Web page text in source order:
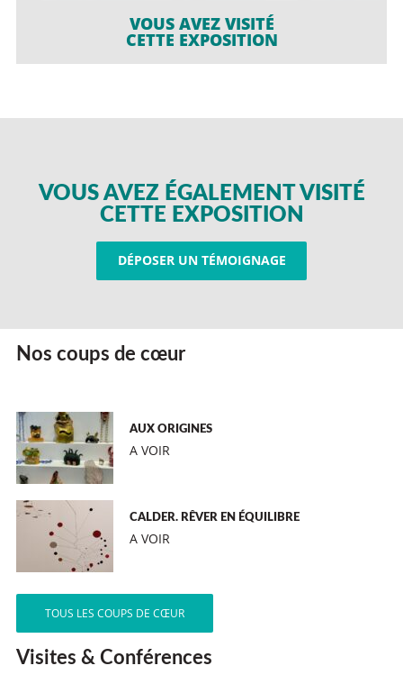
VOUS AVEZ VISITÉ
CETTE EXPOSITION
VOUS AVEZ ÉGALEMENT VISITÉ
CETTE EXPOSITION
DÉPOSER UN TÉMOIGNAGE
Nos coups de cœur
AUX ORIGINES
A VOIR
CALDER. RÊVER EN ÉQUILIBRE
A VOIR
TOUS LES COUPS DE CŒUR
Visites & Conférences